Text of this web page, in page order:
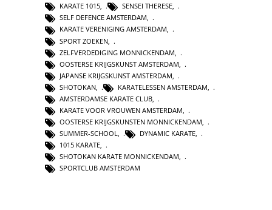
KARATE 1015, SENSEI THERESE,
SELF DEFENCE AMSTERDAM,
KARATE VERENIGING AMSTERDAM,
SPORT ZOEKEN
ZELFVERDEDIGING MONNICKENDAM
OOSTERSE KRIJGSKUNST AMSTERDAM
JAPANSE KRIJGSKUNST AMSTERDAM
SHOTOKAN
KARATELESSEN AMSTERDAM
AMSTERDAMSE KARATE CLUB
KARATE VOOR VROUWEN AMSTERDAM
OOSTERSE KRIJGSKUNSTEN MONNICKENDAM
SUMMER-SCHOOL, DYNAMIC KARATE,
1015 KARATE,
SHOTOKAN KARATE MONNICKENDAM,
SPORTCLUB AMSTERDAM